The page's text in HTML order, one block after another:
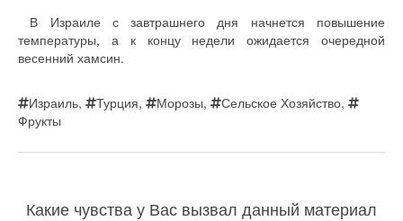
В Израиле с завтрашнего дня начнется повышение
температуры, а к концу недели ожидается очередной
весенний хамсин.
Израиль, Турция, Морозы, Сельское Хозяйство,
Фрукты
Какие чувства у Вас вызвал данный материал